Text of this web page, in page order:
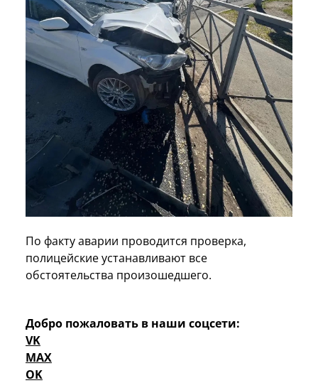
По факту аварии проводится проверка,
полицейские устанавливают все
обстоятельства произошедшего.
Добро пожаловать в наши соцсети:
VK
MAX
OK